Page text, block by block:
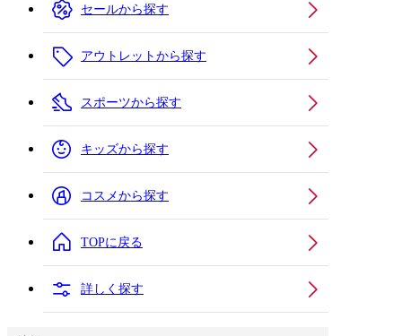
セールから探す
アウトレットから探す
スポーツから探す
キッズから探す
コスメから探す
TOPに戻る
詳しく探す